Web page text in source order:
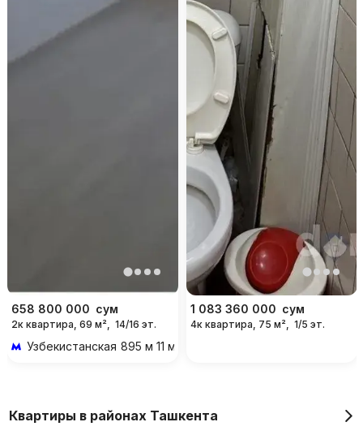
658 800 000 сум
2к квартира, 69 м², 14/16 эт.
Узбекистанская 895 м 11 мин пешком
1 083 360 000 сум
4к квартира, 75 м², 1/5 эт.
Квартиры в районах Ташкента